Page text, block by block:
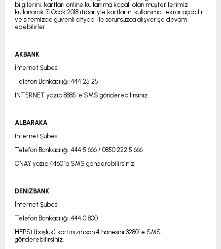
bilgilerini, kartları online kullanıma kapalı olan müşterilerimiz
kullanarak 31 Ocak 2018 itibariyle kartlarını kullanıma tekrar açabilir
ve sitemizde güvenli altyapı ile sorunsuzca alışverişe devam
edebilirler.
AKBANK
İnternet Şubesi
Telefon Bankacılığı: 444 25 25
INTERNET yazıp 8885`e SMS gönderebilirsiniz.
ALBARAKA
İnternet Şubesi
Telefon Bankacılığı: 444 5 666 / 0850 222 5 666
ONAY yazıp 4460`a SMS gönderebilirsiniz.
DENİZBANK
İnternet Şubesi
Telefon Bankacılığı: 444 0 800
HEPSİ (boşluk) kartınızın son 4 hanesini 3280`e SMS
gönderebilirsiniz.